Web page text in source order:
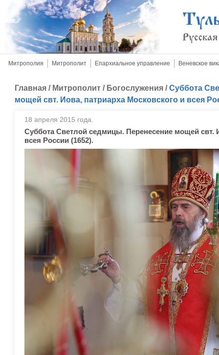
Митрополия Митрополит Епархиальное управление Веневское
Главная / Митрополит / Богослужения /Суббота
мощей свт. Иова, патриарха Московского и всея
18 апреля 2015 года.
Суббота Светлой седмицы. Перенесение мощей свт.
всея России (1652).